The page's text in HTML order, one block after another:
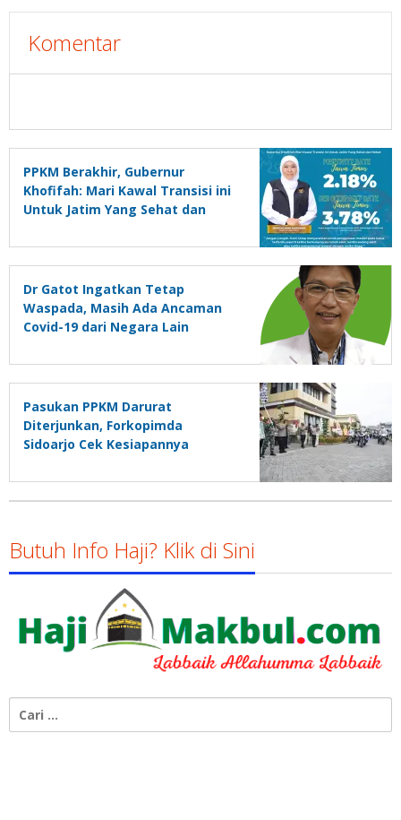
Komentar
PPKM Berakhir, Gubernur
Khofifah: Mari Kawal Transisi ini
Untuk Jatim Yang Sehat dan
Dr Gatot Ingatkan Tetap
Waspada, Masih Ada Ancaman
Covid-19 dari Negara Lain
Pasukan PPKM Darurat
Diterjunkan, Forkopimda
Sidoarjo Cek Kesiapannya
Butuh Info Haji? Klik di Sini
untuk: